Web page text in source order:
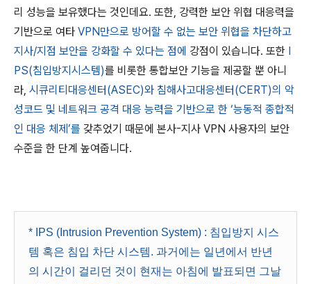
리 성능을 보유했다는 것인데요. 또한, 강력한 보안 위협 대응력을
기반으로 여타 VPN만으로 방어할 수 없는 보안 위협을 차단하고
지사/지점 보안을 강화할 수 있다는 점에 강점이 있습니다. 또한 I
PS(침입방지시스템)를 비롯한 통합보안 기능을 제공할 뿐 아니
라, 시큐리티대응센터(ASEC)와 침해사고대응센터(CERT)의 악
성코드 및 네트워크 공격 대응 능력을 기반으로 한 ‘능동적 종합적
인 대응 체제’를 갖추었기 때문에 본사-지사 VPN 사용자의 보안
수준을 한 단계 높여줍니다.
* IPS (Intrusion Prevention System) : 침입방지 시스
템 혹은 침입 차단 시스템. 과거에는 일년에서 반년
의 시간이 걸리던 것이 현재는 아침에 발표되면 그날